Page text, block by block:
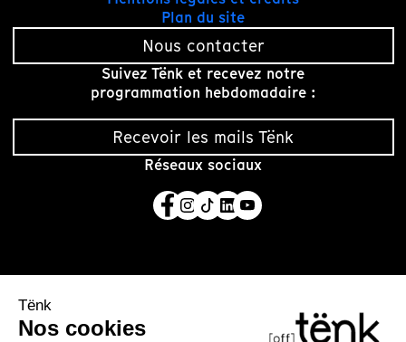
Tout
Grand angle
Les studios
Coopérative
Une formation au
cœur des Studios de
Tënk
5 Août 2026
Plan du site
Nous contacter
Suivez Tënk et recevez notre
programmation hebdomadaire :
Recevoir les mails Tënk
Réseaux sociaux